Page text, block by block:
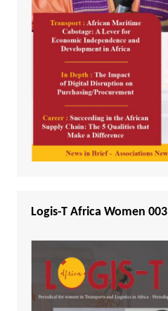
Logis-T Africa Women 003